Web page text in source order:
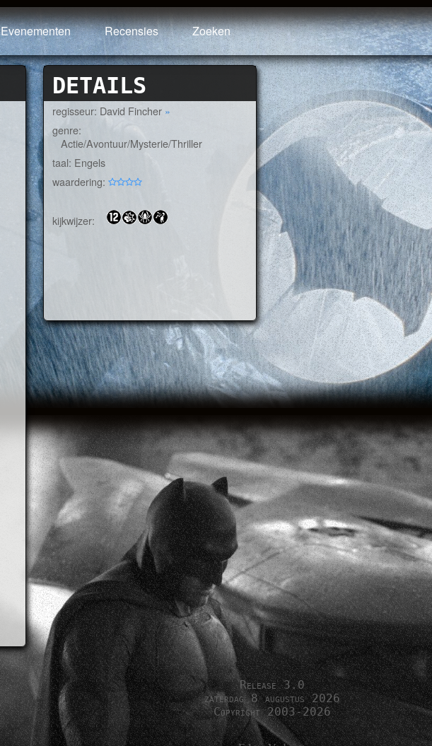
Evenementen Recensies Zoeken
DETAILS
regisseur: David Fincher »
genre:
Actie/Avontuur/Mysterie/Thriller
taal: Engels
waardering:
kijkwijzer:
Release 3.0
zaterdag 8 augustus 2026
Copyright 2003-2026